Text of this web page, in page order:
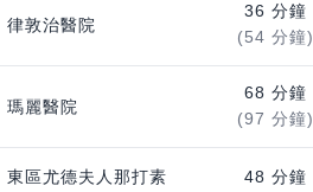
律敦治醫院
36 分鐘
(54 分鐘)
瑪麗醫院
68 分鐘
(97 分鐘)
東區尤德夫人那打素
48 分鐘